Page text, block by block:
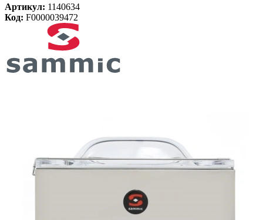
Артикул: 1140634
Код: F0000039472